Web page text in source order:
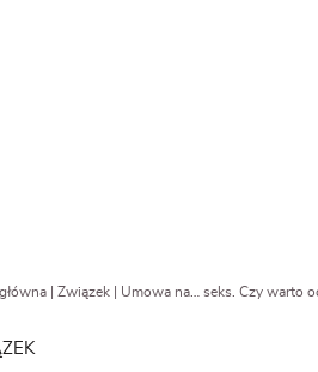
| Związek| Umowa na… seks. Czy warto